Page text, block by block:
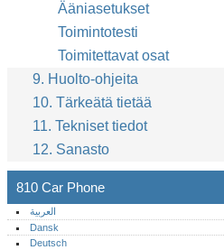
Ääniasetukset
Toimintotesti
Toimitettavat osat
9. Huolto-ohjeita
10. Tärkeätä tietää
11. Tekniset tiedot
12. Sanasto
810 Car Phone
العربية
Dansk
Deutsch